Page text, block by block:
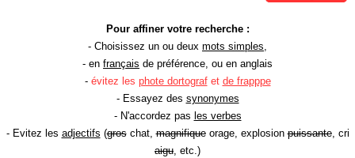
Pour affiner votre recherche :
- Choisissez un ou deux mots simples
- en français de préférence, ou en anglais
- évitez les phote dortografet de frapppe
- Essayez des synonymes
- N'accordez pas les verbes
- Evitez les adjectifs (groschat,magnifiqueorage, explosionpuissante, cri
aigu , etc.)